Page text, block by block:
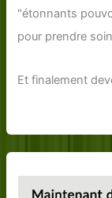
"étonnants
pour prendre
Et finalement